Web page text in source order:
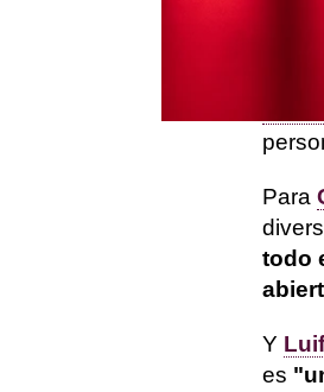
sitio
Para
todo
Y
es